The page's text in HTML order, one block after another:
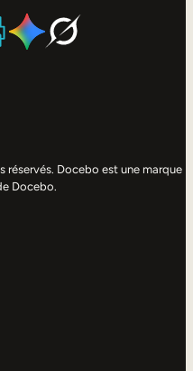
Docebo est une marque
Docebo.